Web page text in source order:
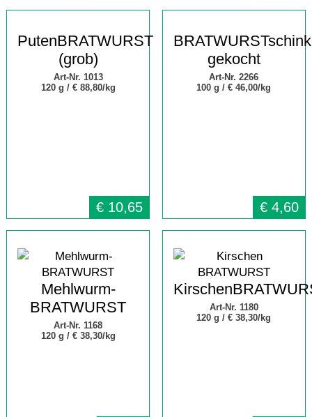
PutenBRATWURST
(grob)
Art-Nr. 1013
120 g / € 88,80/kg
€ 10,65
gekocht
Art-Nr. 2266
100 g /€ 46,00/kg
€ 4,60
Mehlwurm-
BRATWURST
Art-Nr. 1168
120 g / € 38,30/kg
Art-Nr. 1180
120 g /€ 38,30/kg